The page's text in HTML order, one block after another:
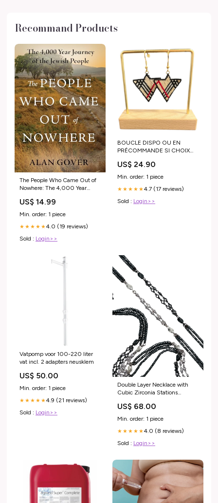
Recommand Products
The People Who Came Out of
Nowhere: The 4,000 Year
Ghost Thrillers
US$ 14.99
Min. order: 1 piece
★★★★★4.0 (19 reviews)
Sold : Login>>
BOUCLE DISPO OU EN
PRÉCOMMANDE SI CHOIX
US$ 24.90
Min. order: 1 piece
★★★★★4.7 (17 reviews)
Sold : Login>>
Vatpomp voor 100-220 liter
vat incl. 2 adapters neusklem
US$ 50.00
Min. order: 1 piece
★★★★★4.9 (21 reviews)
Sold : Login>>
Double Layer Necklace with
Cubic Zirconia Stations
US$ 68.00
Min. order: 1 piece
★★★★★4.0 (8 reviews)
Sold : Login>>